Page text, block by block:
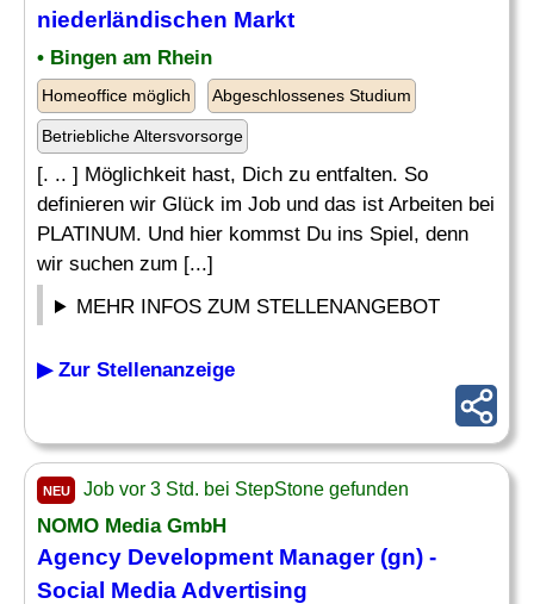
niederländischen Markt
• Bingen am Rhein
Homeoffice möglich Abgeschlossenes Studium
Betriebliche Altersvorsorge
[. .. ] Möglichkeit hast, Dich zu entfalten. So
definieren wir Glück im Job und das ist Arbeiten bei
PLATINUM. Und hier kommst Du ins Spiel, denn
wir suchen zum [...]
MEHR INFOS ZUM STELLENANGEBOT
▶ Zur Stellenanzeige
NEU Job vor 3 Std. bei StepStone gefunden
NOMO MediaGmbH
Agency Development Manager (gn) -
Social Media Advertising